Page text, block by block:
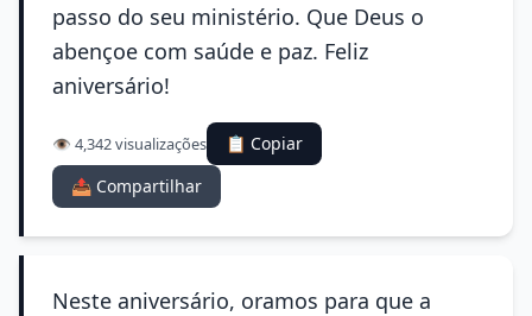
passo do seu ministério. Que Deus o
abençoe com saúde e paz. Feliz
aniversário!
👁️ 4,342 visualizações
📋 Copiar
📤 Compartilhar
Neste aniversário, oramos para que a